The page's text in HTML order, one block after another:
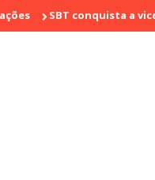
SBT conquista a vice